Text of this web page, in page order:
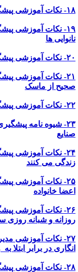
از کرونا ویروس در گرم خانه ها
۱۹- نکات آموزشی
ها
ویروس برای کارکنان بانک ها
۲۱- نکات آموزشی
از ماسک
از کرونا ویروس در پادگان
۲۳- شیوه نامه
۲۴- نکات آموزشی
می کنند
۲۵- نکات آموزشی
خانواده
۲۶- نکات آموزشی
و شبانه روزی
۲۷- نکات آموزشی
در برابر ابتلا
۲۸- نکات آموزشی